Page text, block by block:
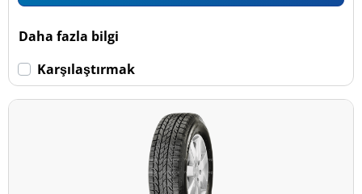
Daha fazla bilgi
Karşılaştırmak